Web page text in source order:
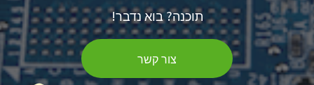
תוכנה? בוא נדבר!
צור קשר